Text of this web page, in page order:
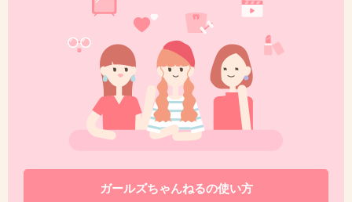
ガールズちゃんねるの使い方